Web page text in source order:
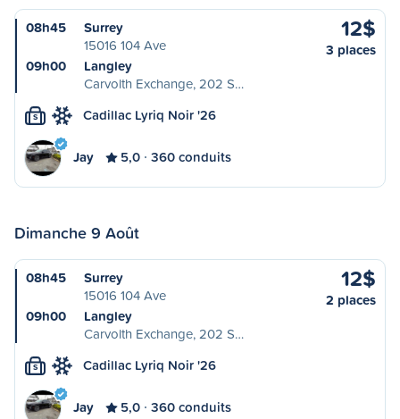
08h45
Surrey
15016 104 Ave
09h00
Langley
Carvolth Exchange, 202 S…
12$
3 places
S Cadillac Lyriq Noir '26
Jay 5,0 360 conduits
Dimanche 9 Août
08h45
Surrey
15016 104 Ave
09h00
Langley
Carvolth Exchange, 202 S…
12$
2 places
S Cadillac Lyriq Noir '26
Jay 5,0 360 conduits